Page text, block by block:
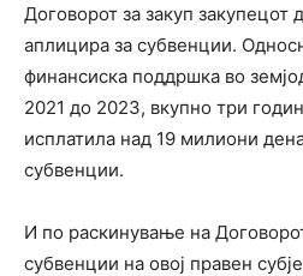
Договорот за закуп
аплицира за субвенции.
финансиска поддршка во
2021 до 2023, вкупно три
исплатила над 19 милиони
субвенции.
И по раскинување на
субвенции на овој правен